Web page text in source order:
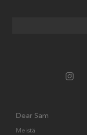
Dear Sam
Meistä